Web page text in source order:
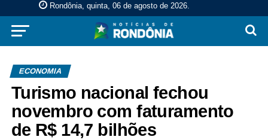
Rondônia, quinta, 06 de agosto de 2026.
ECONOMIA
Turismo nacional fechou
novembro com faturamento
de R$ 14,7 bilhões